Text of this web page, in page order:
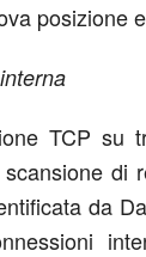
posizione
TCP su
da